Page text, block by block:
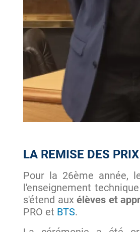
LA REMISE DES
Pour la 26ème année,
l'enseignement
s'étend auxélèves et
PRO et BTS.